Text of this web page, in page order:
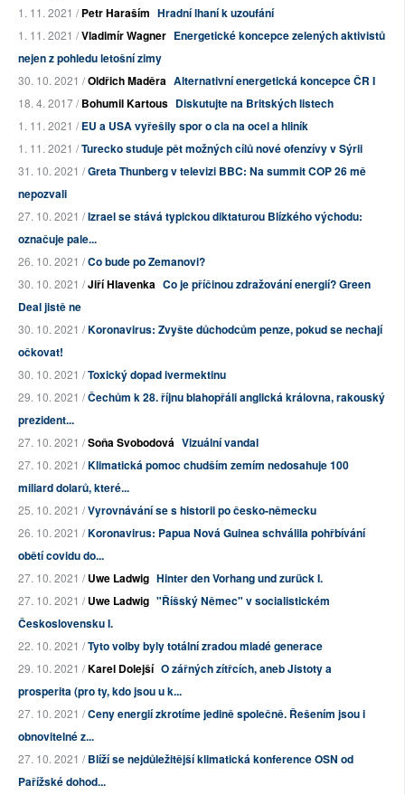
1. 11. 2021 /Petr Haraším Hradní lhaní k uzoufání
1. 11. 2021 /Vladimír Wagner Energetické koncepce zelených aktivistů
nejen z pohledu letošní zimy
30. 10. 2021 /Oldřich Maděra Alternativní energetická koncepce ČR I
18. 4. 2017 /Bohumil Kartous Diskutujte na Britských listech
1. 11. 2021 /EU a USA vyřešily spor o cla na ocel a hliník
1. 11. 2021 /Turecko studuje pět možných cílů nové ofenzívy v Sýrii
31. 10. 2021 /Greta Thunberg v televizi BBC: Na summit COP 26 mě
nepozvali
27. 10. 2021 /Izrael se stává typickou diktaturou Blízkého východu:
označuje pale...
26. 10. 2021 /Co bude po Zemanovi?
30. 10. 2021 /Jiří Hlavenka Co je příčinou zdražování energií? Green
Deal jistě ne
30. 10. 2021 /Koronavirus: Zvyšte důchodcům penze, pokud se nechají
očkovat!
30. 10. 2021 /Toxický dopad ivermektinu
29. 10. 2021 /Čechům k 28. říjnu blahopřáli anglická královna, rakouský
prezident...
27. 10. 2021 /Soňa Svobodová Vizuální vandal
27. 10. 2021 /Klimatická pomoc chudším zemím nedosahuje 100
miliard dolarů, které...
25. 10. 2021 /Vyrovnávání se s historii po česko-německu
26. 10. 2021 /Koronavirus: Papua Nová Guinea schválila pohřbívání
obětí covidu do...
27. 10. 2021 /Uwe Ladwig Hinter den Vorhang und zurück I.
27. 10. 2021 /Uwe Ladwig "Říšský Němec" v socialistickém
Československu I.
22. 10. 2021 /Tyto volby byly totální zradou mladé generace
29. 10. 2021 /Karel Dolejší O zářných zítřcích, aneb Jistoty a
prosperita (pro ty, kdo jsou u k...
27. 10. 2021 /Ceny energií zkrotíme jedině společně. Řešením jsou i
obnovitelné z...
27. 10. 2021 /Blíží se nejdůležitější klimatická konference OSN od
Pařížské dohod...